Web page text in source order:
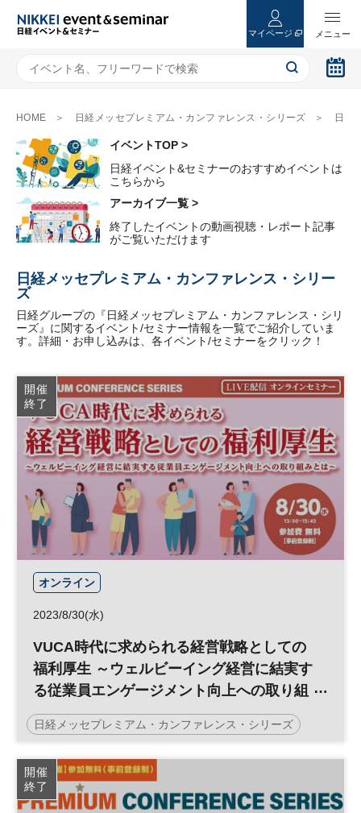
マイページ
HOME 日経メッセプレミアム・カンファレンス・シリーズ 日経メッセプレミアム・カンファレンス・シリーズ（5ページ目）
イベントTOP >
日経イベント&セミナーのおすすめイベントは
こちらから
アーカイブ一覧 >
終了したイベントの動画視聴・レポート記事
がご覧いただけます
日経メッセプレミアム・カンファレンス・シリー
ズ
日経グループの『日経メッセプレミアム・カンファレンス・シリ
ーズ』に関するイベント/セミナー情報を一覧でご紹介していま
す。詳細・お申し込みは、各イベント/セミナーをクリック！
開催
終了
オンライン
2023/8/30(水)
VUCA時代に求められる経営戦略としての
福利厚生 ～ウェルビーイング経営に結実す
る従業員エンゲージメント向上への取り組
みとは～
日経メッセプレミアム・カンファレンス・シリーズ
企業価値向上 VUCA 従業員エンゲージメント
日経メッセ 企業価値 経営戦略 DX 参加無料
開催
終了